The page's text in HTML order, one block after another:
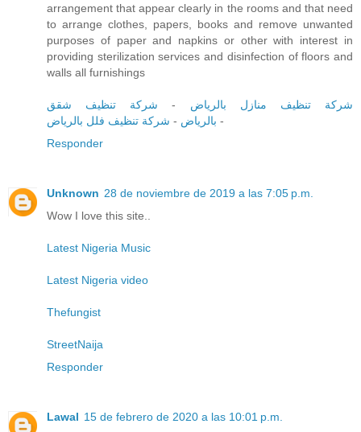
arrangement that appear clearly in the rooms and that need
to arrange clothes, papers, books and remove unwanted
purposes of paper and napkins or other with interest in
providing sterilization services and disinfection of floors and
walls all furnishings
شركة تنظيف منازل بالرياض - شركة تنظيف شقق
بالرياض - شركة تنظيف فلل بالرياض
-
Responder
Unknown 28 de noviembre de 2019 a las 7:05 p.m.
Wow I love this site..
Latest Nigeria Music
Latest Nigeria video
Thefungist
StreetNaija
Responder
Lawal 15 de febrero de 2020 a las 10:01 p.m.